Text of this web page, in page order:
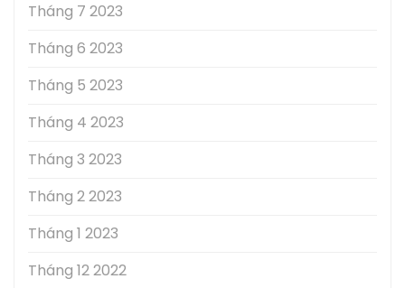
Tháng 7 2023
Tháng 6 2023
Tháng 5 2023
Tháng 4 2023
Tháng 3 2023
Tháng 2 2023
Tháng 1 2023
Tháng 12 2022